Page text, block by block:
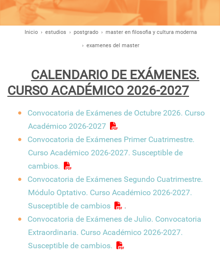
Inicio estudios postgrado master en filosofia y cultura moderna
examenes del master
CALENDARIO DE EXÁMENES.
CURSO ACADÉMICO 2026-2027
Convocatoria de Exámenes de Octubre 2026. Curso
Académico 2026-2027
Convocatoria de Exámenes Primer Cuatrimestre.
Curso Académico 2026-2027. Susceptible de
cambios.
Convocatoria de Exámenes Segundo Cuatrimestre.
Módulo Optativo. Curso Académico 2026-2027.
Susceptible de cambios
.
Convocatoria de Exámenes de Julio. Convocatoria
Extraordinaria. Curso Académico 2026-2027.
Susceptible de cambios.